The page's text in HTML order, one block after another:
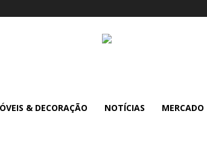
& DECORAÇÃO NOTÍCIAS MERCADO